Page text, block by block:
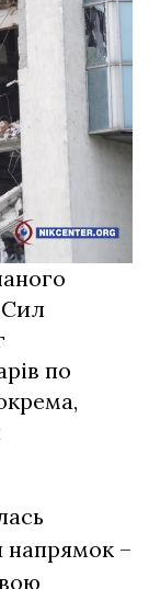
Сил
по
напрямок –